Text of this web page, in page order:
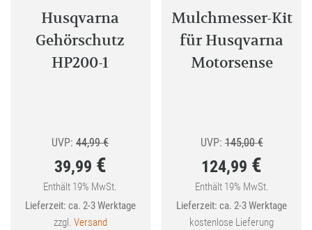
Husqvarna
Gehörschutz
HP200-1
UVP: 44,99€Ursprünglicher
war:
44,99 €
39,99 €
Aktueller
Preis
Enthält 19% MwSt.
Lieferzeit: ca. 2-3 Werktage
zzgl. Versand
Mulchmesser-Kit
für Husqvarna
Motorsense
UVP: 145,00€
war:
145,00 €
124,99 €
Aktueller
Preis
Enthält 19% MwSt.
Lieferzeit: ca. 2-3 Werktage
kostenlose Lieferung